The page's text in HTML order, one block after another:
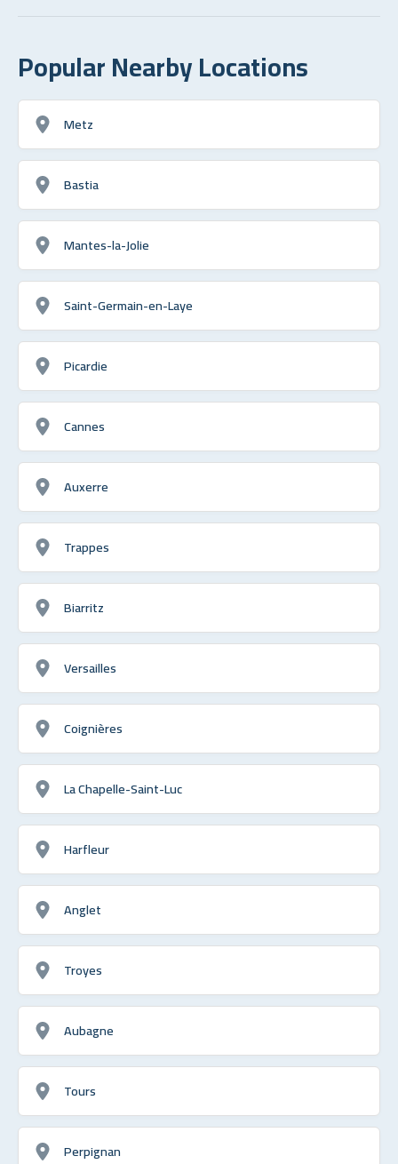
Popular Nearby Locations
Metz
Bastia
Mantes-la-Jolie
Saint-Germain-en-Laye
Picardie
Cannes
Auxerre
Trappes
Biarritz
Versailles
Coignières
La Chapelle-Saint-Luc
Harfleur
Anglet
Troyes
Aubagne
Tours
Perpignan